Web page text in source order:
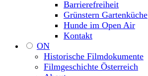
Barrierefreiheit
Grünstern Gartenküche
Hunde im Open Air
Kontakt
ON
Historische Filmdokumente
Filmgeschichte Österreich